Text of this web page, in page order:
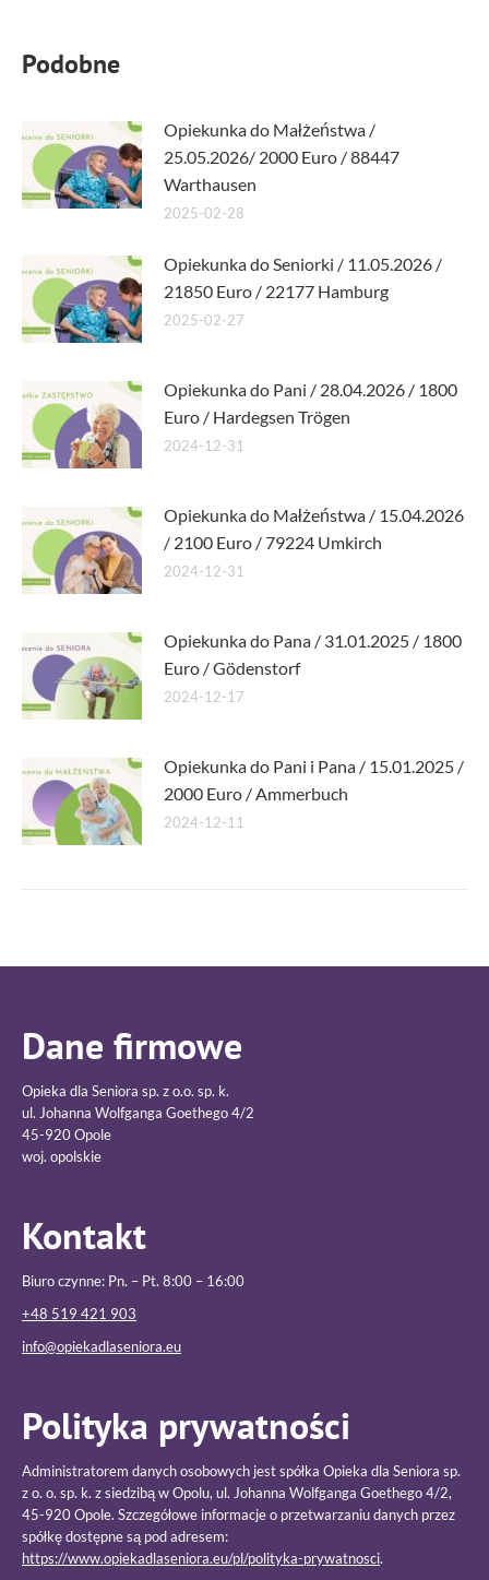
Podobne
Opiekunka do Małżeństwa /
25.05.2026/ 2000 Euro / 88447
Warthausen
2025-02-28
Opiekunka do Seniorki / 11.05.2026 /
21850 Euro / 22177 Hamburg
2025-02-27
Opiekunka do Pani / 28.04.2026 / 1800
Euro / Hardegsen Trögen
2024-12-31
Opiekunka do Małżeństwa / 15.04.2026
/ 2100 Euro / 79224 Umkirch
2024-12-31
Opiekunka do Pana / 31.01.2025 / 1800
Euro / Gödenstorf
2024-12-17
Opiekunka do Pani i Pana / 15.01.2025 /
2000 Euro / Ammerbuch
2024-12-11
Dane firmowe
Opieka dla Seniora sp. z o.o. sp. k.
ul. Johanna Wolfganga Goethego 4/2
45-920 Opole
woj. opolskie
Kontakt
Biuro czynne: Pn. – Pt. 8:00 – 16:00
+48 519 421 903
info@opiekadlaseniora.eu
Polityka prywatności
Administratorem danych osobowych jest spółka Opieka dla Seniora sp.
z o. o. sp. k. z siedzibą w Opolu, ul. Johanna Wolfganga Goethego 4/2,
45-920 Opole. Szczegółowe informacje o przetwarzaniu danych przez
spółkę dostępne są pod adresem:
https://www.opiekadlaseniora.eu/pl/polityka-prywatnosci.